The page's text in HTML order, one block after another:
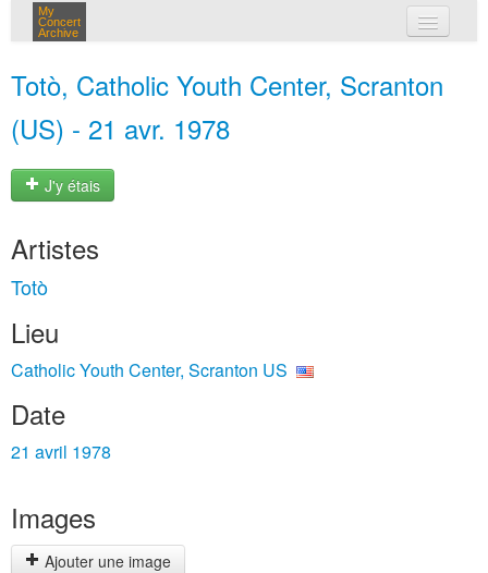
My
Concert
Archive
Totò, Catholic Youth Center, Scranton
(US) - 21 avr. 1978
J'y étais
Artistes
Totò
Lieu
Catholic Youth Center, Scranton US
Date
21 avril 1978
Images
Ajouter une image